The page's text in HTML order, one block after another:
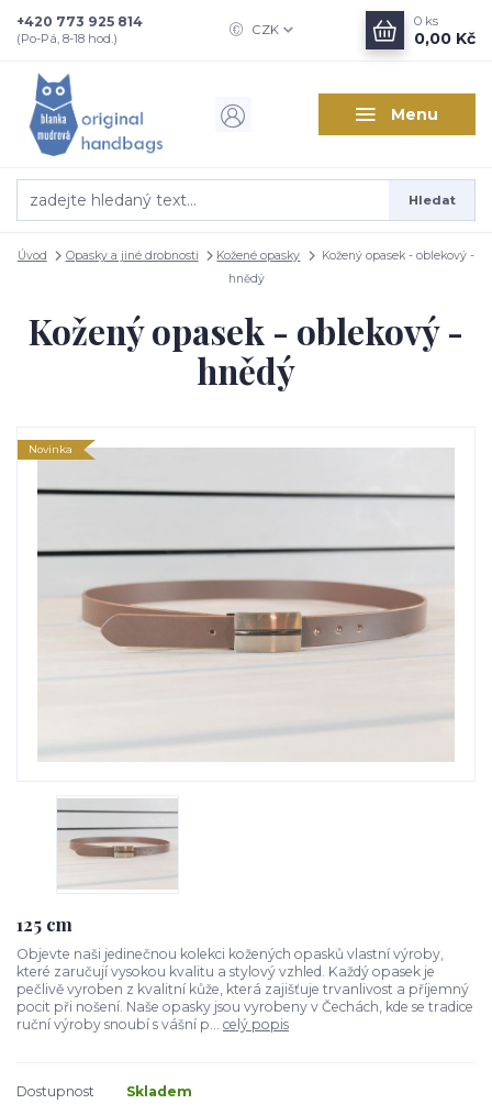
Menu
CZK
Hledat
+420 773 925 814
(Po-Pá, 8-18 hod.)
0 ks
0,00 Kč
Úvod Opasky a jiné drobnosti Kožené opasky
Kožený opasek - oblekový -
hnědý
Kožený opasek - oblekový -
hnědý
Novinka
125 cm
Objevte naši jedinečnou kolekci kožených opasků vlastní výroby,
které zaručují vysokou kvalitu a stylový vzhled. Každý opasek je
pečlivě vyroben z kvalitní kůže, která zajišťuje trvanlivost a příjemný
pocit při nošení. Naše opasky jsou vyrobeny v Čechách, kde se tradice
ruční výroby snoubí s vášní p... celý popis
Dostupnost Skladem